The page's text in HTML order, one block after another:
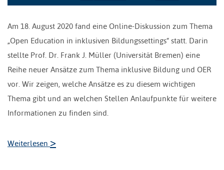
Am 18. August 2020 fand eine Online-Diskussion zum Thema
„Open Education in inklusiven Bildungssettings“ statt. Darin
stellte Prof. Dr. Frank J. Müller (Universität Bremen) eine
Reihe neuer Ansätze zum Thema inklusive Bildung und OER
vor. Wir zeigen, welche Ansätze es zu diesem wichtigen
Thema gibt und an welchen Stellen Anlaufpunkte für weitere
Informationen zu finden sind.
Weiterlesen >